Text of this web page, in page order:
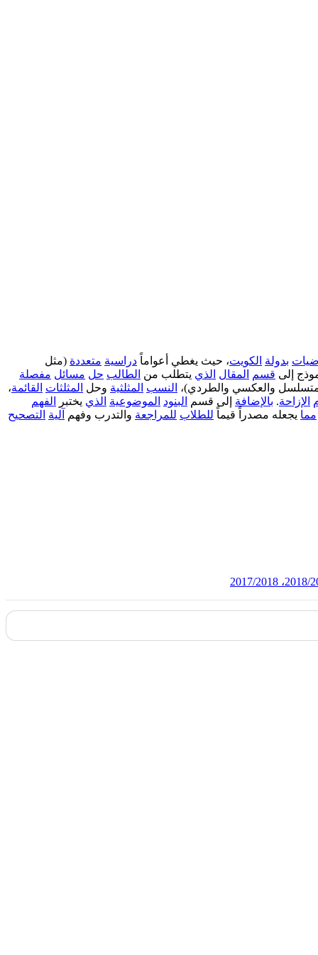
بدولة الكويت، حيث يغطي أعواماً دراسية متعددة (مثل
إلى قسم المقال الذي يتطلب من الطالب حل مسائل مفصلة
والعكسي والطردي)، النسب المثلثية وحل المثلثات القائمة،
الإزاحة. بالإضافة إلى قسم البنود الموضوعية الذي يختبر
الفهم
مما يجعله مصدراً قيماً للطلاب للمراجعة والتدرب وفهم آلية التصحيح